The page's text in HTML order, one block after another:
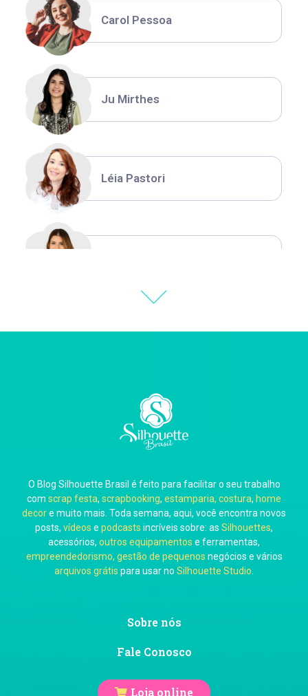
Carol Pessoa
Ju Mirthes
Léia Pastori
Carla Eschberger
Carol Pessoa
Ju Mirthes
O Blog Silhouette Brasil é feito para facilitar o seu trabalho
com scrap festa, scrapbooking, estamparia, costura, home
decore muito mais. Toda semana, aqui, você encontra novos
posts, vídeos e podcasts incríveis sobre: as Silhouettes,
acessórios, outros equipamentos e ferramentas,
empreendedorismo, gestão de pequenos negócios e vários
arquivos grátis para usar no Silhouette Studio
Sobre nós
Fale Conosco
Loja online